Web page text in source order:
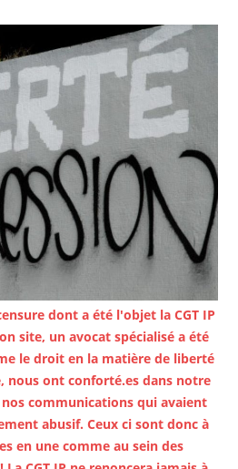
dont a été l'objet la CGT IP
site, un avocat spécialisé a été
le droit en la matière de liberté
nous ont conforté.es dans notre
communications qui avaient
abusif. Ceux ci sont donc à
en une comme au sein des